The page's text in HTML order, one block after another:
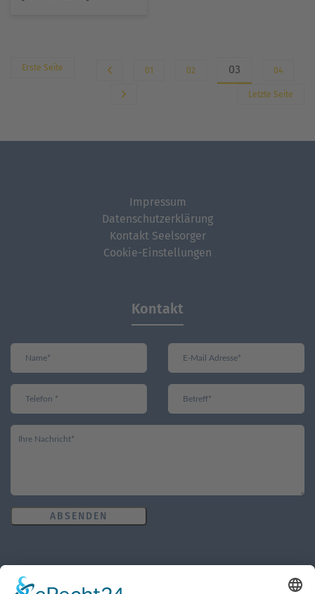
Erste Seite 01 02 03 04
Letzte Seite
Impressum
Datenschutzerklärung
Kontakt Seelsorger
Cookie-Einstellungen
Kontakt
ABSENDEN
Öffnungszeiten des Pfarrbüros